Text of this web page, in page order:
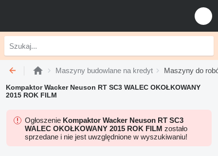
Maszyny budowlane na kredyt Maszyny do
Kompaktor Wacker Neuson RT SC3 WALEC OKOŁKOWANY
2015 ROK FILM
Ogłoszenie Kompaktor Wacker Neuson RT SC3
WALEC OKOŁKOWANY 2015 ROK FILM zostało
sprzedane i nie jest uwzględnione w wyszukiwaniu!